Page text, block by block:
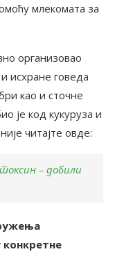
млекомата за
организовао
исхране говеда
као и сточне
је код кукуруза и
читајте овде:
– добили